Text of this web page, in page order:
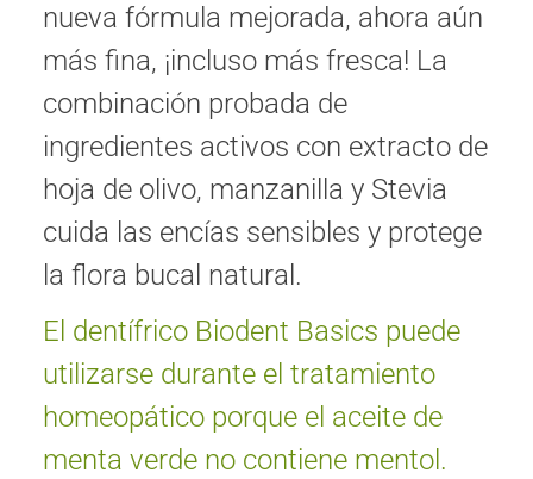
nueva fórmula mejorada, ahora aún
más fina, ¡incluso más fresca! La
combinación probada de
ingredientes activos con extracto de
hoja de olivo, manzanilla y Stevia
cuida las encías sensibles y protege
la flora bucal natural.
El dentífrico Biodent Basics puede
utilizarse durante el tratamiento
homeopático porque el aceite de
menta verde no contiene mentol.